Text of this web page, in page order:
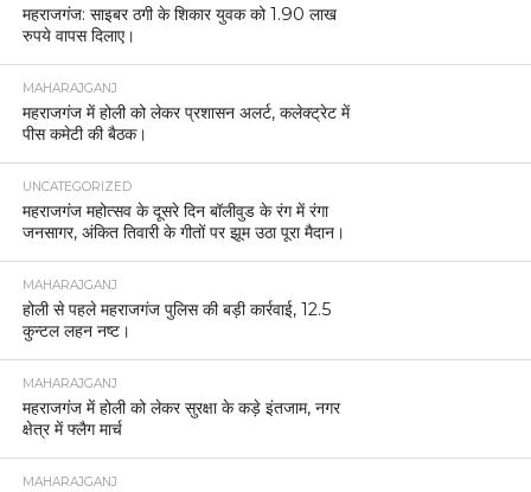
महराजगंज: साइबर ठगी के शिकार युवक को 1.90 लाख
रुपये वापस दिलाए।
MAHARAJGANJ
महराजगंज में होली को लेकर प्रशासन अलर्ट, कलेक्ट्रेट में
पीस कमेटी की बैठक।
UNCATEGORIZED
महराजगंज महोत्सव के दूसरे दिन बॉलीवुड के रंग में रंगा
जनसागर, अंकित तिवारी के गीतों पर झूम उठा पूरा मैदान।
MAHARAJGANJ
होली से पहले महराजगंज पुलिस की बड़ी कार्रवाई, 12.5
कुन्टल लहन नष्ट।
MAHARAJGANJ
महराजगंज में होली को लेकर सुरक्षा के कड़े इंतजाम, नगर
क्षेत्र में फ्लैग मार्च
MAHARAJGANJ